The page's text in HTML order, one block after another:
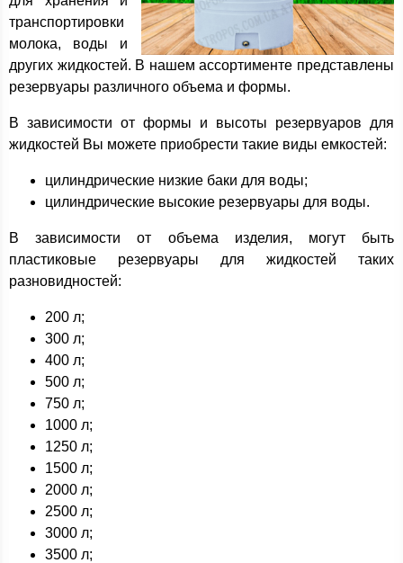
транспортировки
молока, воды и
других жидкостей. В нашем ассортименте представлены
резервуары различного объема и формы.
В зависимости от формы и высоты резервуаров для
жидкостей Вы можете приобрести такие виды емкостей:
цилиндрические низкие баки для воды;
цилиндрические высокие резервуары для воды.
В зависимости от объема изделия, могут быть
пластиковые резервуары для жидкостей таких
разновидностей:
200 л;
300 л;
400 л;
500 л;
750 л;
1000 л;
1250 л;
1500 л;
2000 л;
2500 л;
3000 л;
3500 л;